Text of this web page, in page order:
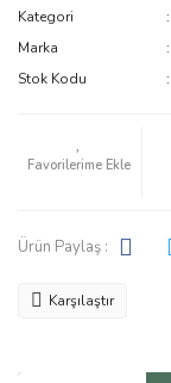
Kategori
Marka
Stok Kodu
Ürün Paylaş :
Karşılaştır